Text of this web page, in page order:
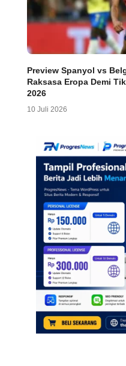
Preview Spanyol vs
Raksasa Eropa Demi
2026
10 Juli 2026